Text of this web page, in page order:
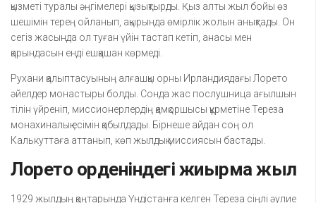
қызметі туралы әңгімелері қызықтырды. Қыз алты жыл бойы өз
шешімін терең ойланып, ақырында өмірлік жолын анықтады. Он
сегіз жасында ол туған үйін тастап кетіп, анасы мен
қарындасын енді ешқашан көрмеді.
Рухани қалыптасуының алғашқы орны Ирландиядағы Лорето
әйелдер монастыры болды. Сонда жас послушница ағылшын
тілін үйреніп, миссионерлердің қамқоршысы құрметіне Тереза
монахиналық есімін қабылдады. Бірнеше айдан соң ол
Калькуттаға аттанып, көп жылдық миссиясын бастады.
Лорето орденіндегі жиырма жыл
1929 жылдың қаңтарында Үндістанға келген Тереза сіңлі әулие